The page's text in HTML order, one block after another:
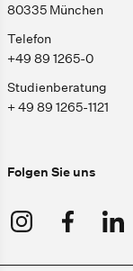
80335 München
Telefon
+49 89 1265-0
Studienberatung
+ 49 89 1265-1121
Folgen Sie uns